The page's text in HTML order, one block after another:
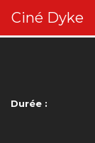
Ciné Dyke
Durée :